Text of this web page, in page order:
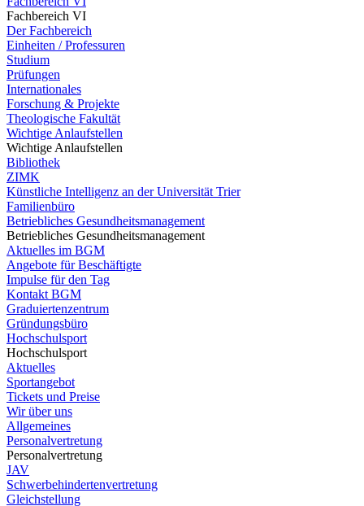
Fachbereich VI
Der Fachbereich
Einheiten / Professuren
Studium
Prüfungen
Internationales
Forschung & Projekte
Theologische Fakultät
Wichtige Anlaufstellen
Wichtige Anlaufstellen
Bibliothek
ZIMK
Künstliche Intelligenz an der Universität Trier
Familienbüro
Betriebliches Gesundheitsmanagement
Betriebliches Gesundheitsmanagement
Aktuelles im BGM
Angebote für Beschäftigte
Impulse für den Tag
Kontakt BGM
Graduiertenzentrum
Gründungsbüro
Hochschulsport
Hochschulsport
Aktuelles
Sportangebot
Tickets und Preise
Wir über uns
Allgemeines
Personalvertretung
Personalvertretung
JAV
Schwerbehindertenvertretung
Gleichstellung